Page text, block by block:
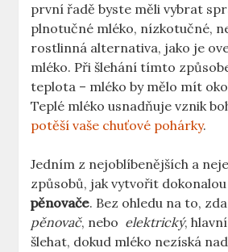
první řadě byste​ měli vybrat
plnotučné mléko, ⁣nízkotučné,
rostlinná⁤ alternativa, jako⁢ je
‌mléko. Při šlehání tímto
teplota – mléko by mělo mít
Teplé mléko usnadňuje vznik
potěší vaše chuťové pohárky.
Jedním z nejoblíbenějších ⁤a
⁣způsobů, jak vytvořit
pěnovače. Bez ohledu na to,
pěnovač, nebo ‍ elektrický,
šlehat, ⁢dokud mléko nezíská